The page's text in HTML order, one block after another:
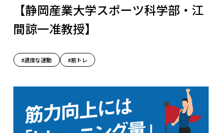
【静岡産業大学スポーツ科学部・江
間諒一准教授】
#適度な運動 #筋トレ